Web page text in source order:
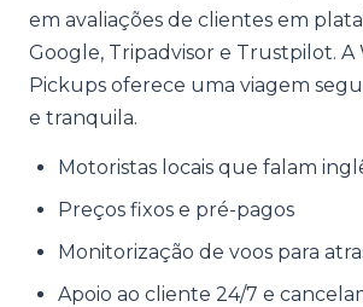
em avaliações de clientes em
Google, Tripadvisor e Trustpilot. A
Pickups oferece uma viagem
e tranquila.
Motoristas locais que falam
Preços fixos e pré-pagos
Monitorização de voos para
Apoio ao cliente 24/7 e